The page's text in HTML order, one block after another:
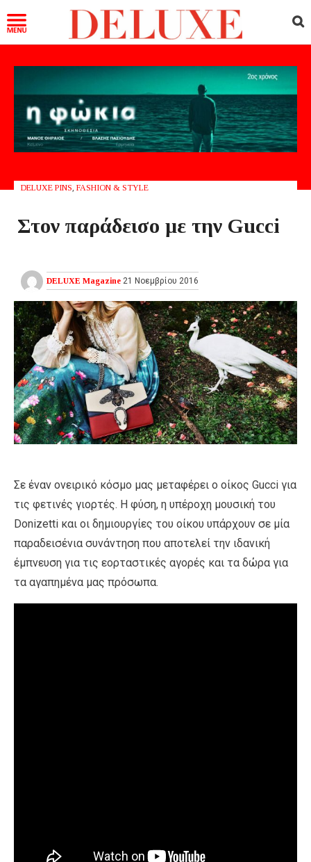
DELUXE PINS FASHION & STYLE
Στον παράδεισο με την Gucci
DELUXE Magazine 21 Νοεμβρίου 2016
Σε έναν ονειρικό κόσμο μας μεταφέρει ο οίκος Gucci για
τις φετινές γιορτές. Η φύση, η υπέροχη μουσική του
Donizetti και οι δημιουργίες του οίκου υπάρχουν σε μία
παραδεισένια συνάντηση που αποτελεί την ιδανική
έμπνευση για τις εορταστικές αγορές και τα δώρα για
τα αγαπημένα μας πρόσωπα.